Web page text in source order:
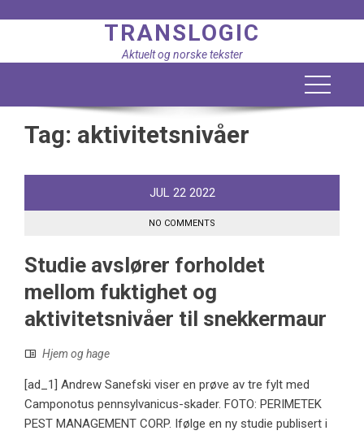
TRANSLOGIC
Aktuelt og norske tekster
Tag: aktivitetsnivåer
JUL 22 2022
NO COMMENTS
Studie avslører forholdet
mellom fuktighet og
aktivitetsnivåer til snekkermaur
Hjem og hage
[ad_1] Andrew Sanefski viser en prøve av tre fylt med
Camponotus pennsylvanicus-skader. FOTO: PERIMETEK
PEST MANAGEMENT CORP. Ifølge en ny studie publisert i